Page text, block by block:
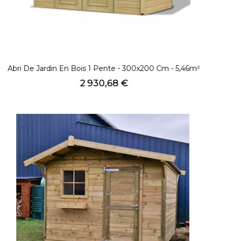
Abri De Jardin En Bois 1 Pente - 300x200 Cm - 5,46m²
Prix
2 930,68 €